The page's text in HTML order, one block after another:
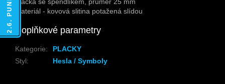
Materiál - kovová slitina potažená slídou
Doplňkové parametry
Kategorie:
PLACKY
Styl: Hesla / Symboly